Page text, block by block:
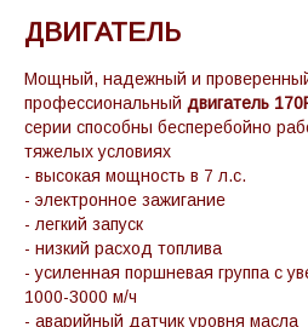
ДВИГАТЕЛЬ
Мощный, надежный и
профессиональный двигатель
серии способны бесперебойно
тяжелых условиях
- высокая мощность в 7 л.с.
- электронное зажигание
- легкий запуск
- низкий расход топлива
- усиленная поршневая группа с
1000-3000 м/ч
- аварийный датчик уровня масла